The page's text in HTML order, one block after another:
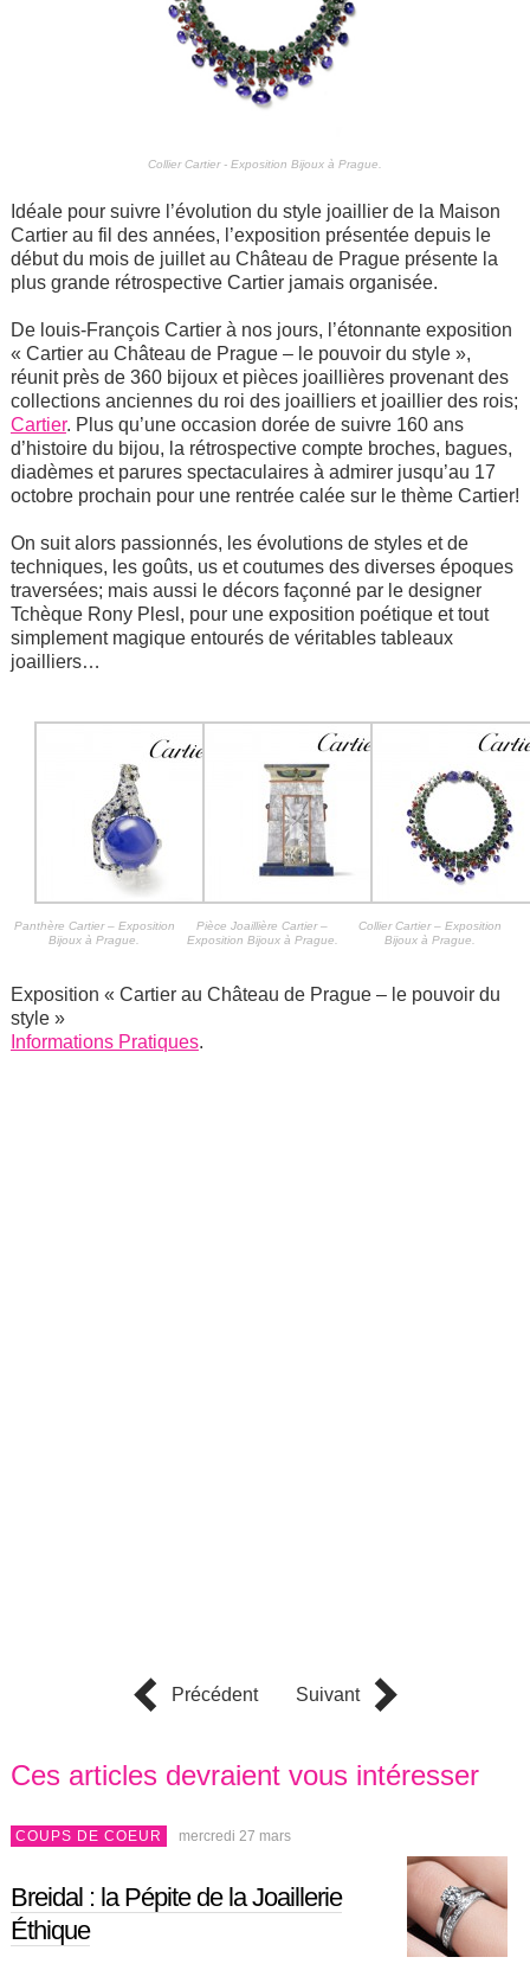
Collier Cartier - Exposition Bijoux à Prague.
Idéale pour suivre l’évolution du style joaillier de la Maison
Cartier au fil des années, l’exposition présentée depuis le
début du mois de juillet au Château de Prague présente la
plus grande rétrospective Cartier jamais organisée.
De louis-François Cartier à nos jours, l’étonnante exposition
« Cartier au Château de Prague – le pouvoir du style »,
réunit près de 360 bijoux et pièces joaillières provenant des
collections anciennes du roi des joailliers et joaillier des rois;
Cartier. Plus qu’une occasion dorée de suivre 160 ans
d’histoire du bijou, la rétrospective compte broches, bagues,
diadèmes et parures spectaculaires à admirer jusqu’au 17
octobre prochain pour une rentrée calée sur le thème Cartier!
On suit alors passionnés, les évolutions de styles et de
techniques, les goûts, us et coutumes des diverses époques
traversées; mais aussi le décors façonné par le designer
Tchèque Rony Plesl, pour une exposition poétique et tout
simplement magique entourés de véritables tableaux
joailliers…
Panthère Cartier – Exposition
Bijoux à Prague.
Pièce Joaillière Cartier –
Exposition Bijoux à Prague.
Collier Cartier – Exposition
Bijoux à Prague.
Exposition « Cartier au Château de Prague – le pouvoir du
style »
Informations Pratiques.
Précédent Suivant
Ces articles devraient vous intéresser
COUPS DE COEUR mercredi 27 mars
Breidal : la Pépite de la Joaillerie
Éthique